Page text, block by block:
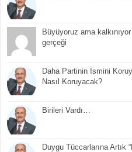
Büyüyoruz ama
gerçeği
Daha Partinin İsmini
Nasıl Koruyacak?
Birileri Vardı…
Duygu Tüccarlarına Artık